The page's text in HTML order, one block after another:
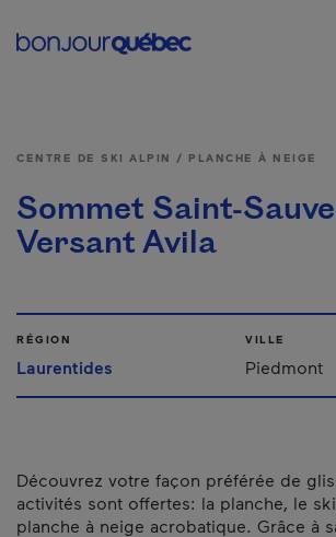
Main
CENTRE DE SKI ALPIN / PLANCHE À NEIGE
Sommet Saint-
Versant Avila
RÉGION
Laurentides
VILLE
Piedmont
Découvrez votre façon préférée de
activités sont offertes: la planche, le
planche à neige acrobatique. Grâce à